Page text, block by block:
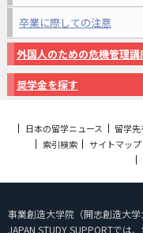
卒業に際しての注意
外国人のための危機管理講
奨学金を探す
日本の留学ニュース 留学先
索引検索
サイトマップ
事業創造大学院（開志創造大学
JAPAN STUDY SUPPORTでは